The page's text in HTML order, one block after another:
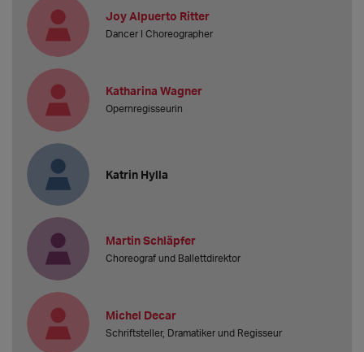
Joy Alpuerto Ritter
Dancer I Choreographer
Katharina Wagner
Opernregisseurin
Katrin Hylla
Martin Schläpfer
Choreograf und Ballettdirektor
Michel Decar
Schriftsteller, Dramatiker und Regisseur